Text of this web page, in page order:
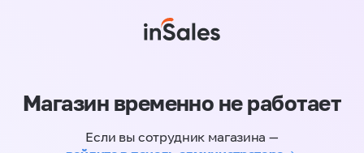
Магазин временно не работает
Если вы сотрудник магазина —